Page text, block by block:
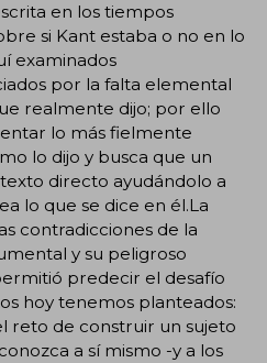
en los tiempos
si Kant estaba o no en lo
examinados
por la falta elemental
realmente dijo; por ello
lo más fielmente
lo dijo y busca que un
directo ayudándolo a
lo que se dice en él.La
contradicciones de la
y su peligroso
predecir el desafío
hoy tenemos planteados:
reto de construir un sujeto
a sí mismo -y a los